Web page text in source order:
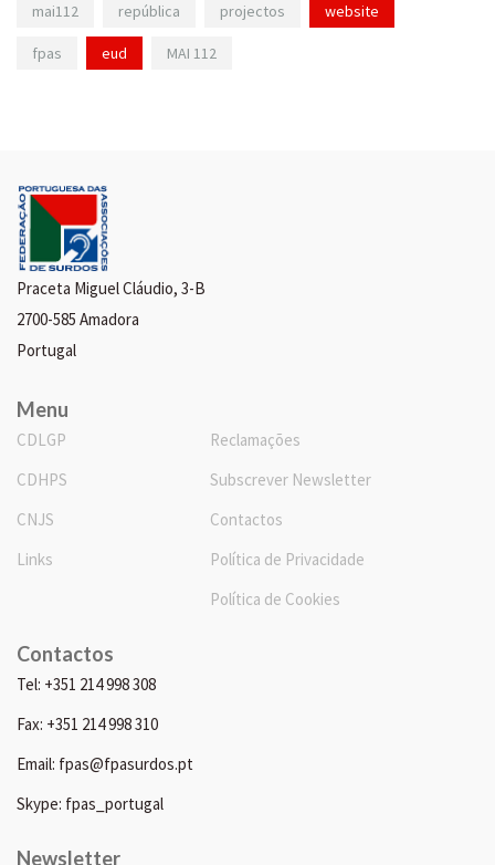
mai112 república projectos website
fpas eud MAI 112
Praceta Miguel Cláudio, 3-B
2700-585 Amadora
Portugal
Menu
CDLGP
CDHPS
CNJS
Links
Reclamações
Subscrever Newsletter
Contactos
Política de Privacidade
Política de Cookies
Contactos
Tel: +351 214 998 308
Fax: +351 214 998 310
Email: fpas@fpasurdos.pt
Skype: fpas_portugal
Newsletter